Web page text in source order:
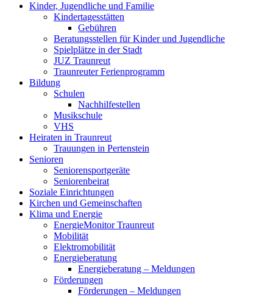
Kinder, Jugendliche und Familie
Kindertagesstätten
Gebühren
Beratungsstellen für Kinder und Jugendliche
Spielplätze in der Stadt
JUZ Traunreut
Traunreuter Ferienprogramm
Bildung
Schulen
Nachhilfestellen
Musikschule
VHS
Heiraten in Traunreut
Trauungen in Pertenstein
Senioren
Seniorensportgeräte
Seniorenbeirat
Soziale Einrichtungen
Kirchen und Gemeinschaften
Klima und Energie
EnergieMonitor Traunreut
Mobilität
Elektromobilität
Energieberatung
Energieberatung – Meldungen
Förderungen
Förderungen – Meldungen